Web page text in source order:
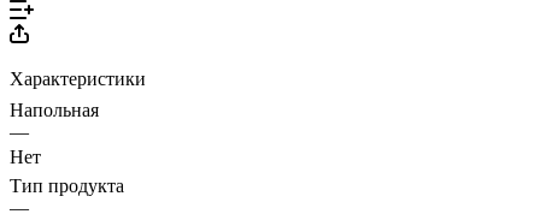
Характеристики
Напольная
—
Нет
Тип продукта
—